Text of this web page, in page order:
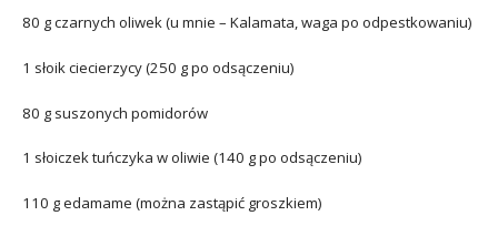
80 g czarnych oliwek (u mnie – Kalamata, waga po odpestkowaniu)
1 słoik ciecierzycy (250 g po odsączeniu)
80 g suszonych pomidorów
1 słoiczek tuńczyka w oliwie (140 g po odsączeniu)
110 g edamame (można zastąpić groszkiem)